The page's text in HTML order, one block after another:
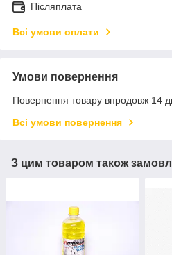
Післяплата
Всі умови оплати
Умови повернення
Повернення товару впродовж 14
Всі умови повернення
З цим товаром також